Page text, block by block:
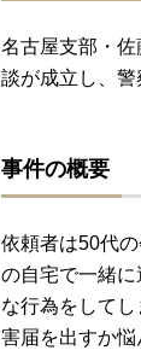
名古屋支部・
談が成立し、警
事件の概要
依頼者は50代
の自宅で一緒
な行為をして
害届を出すか